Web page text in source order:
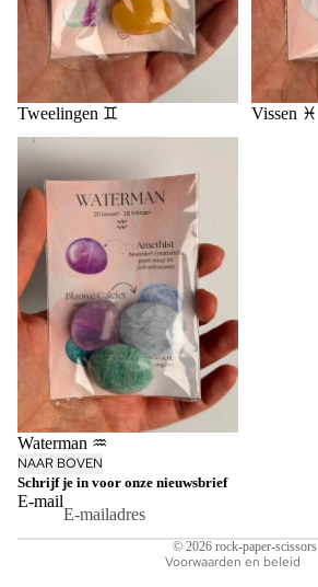
Tweelingen ♊️
Vissen ♓️
Waterman ♒️
Waterman ♒️
NAAR BOVEN
Schrijf je in voor onze nieuwsbrief
E-mail
© 2026 rock-paper-scissors
Voorwaarden en beleid
Privacybeleid
Terugbetalingsbeleid
Verzendbeleid